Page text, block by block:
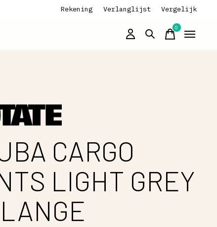
Rekening Verlanglijst Vergelijk
0items
CARGO
LIGHT GREY